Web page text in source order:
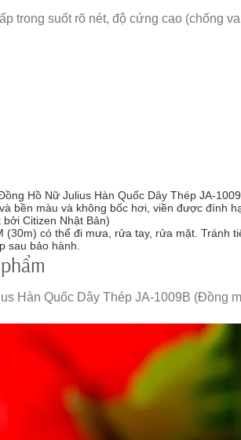
trong suốt rõ nét, độ cứng cao (chống
Hồ Nữ Julius Hàn Quốc Dây Thép JA-
bền màu và không bốc hơi, viền được đính
Citizen Nhật Bản)
(30m) có thể đi mưa, rửa tay, rửa mặt. Tránh
sau bảo hành.
Hàn Quốc Dây Thép JA-1009B (Đồng